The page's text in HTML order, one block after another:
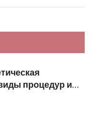
процедур и